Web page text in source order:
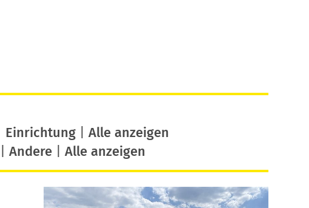
Einrichtung| Alle anzeigen
Andere Alle anzeigen